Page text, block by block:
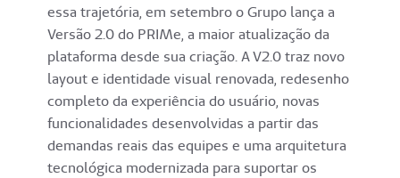
essa trajetória, em setembro o Grupo lança a
Versão 2.0 do PRIMe, a maior atualização da
plataforma desde sua criação. A V2.0 traz novo
layout e identidade visual renovada, redesenho
completo da experiência do usuário, novas
funcionalidades desenvolvidas a partir das
demandas reais das equipes e uma arquitetura
tecnológica modernizada para suportar os